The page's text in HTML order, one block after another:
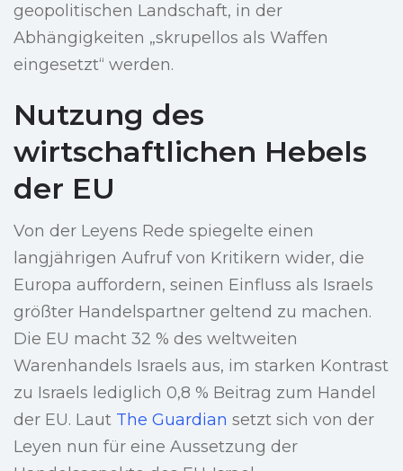
geopolitischen Landschaft, in der
Abhängigkeiten „skrupellos als Waffen
eingesetzt“ werden.
Nutzung des
wirtschaftlichen Hebels
der EU
Von der Leyens Rede spiegelte einen
langjährigen Aufruf von Kritikern wider, die
Europa auffordern, seinen Einfluss als Israels
größter Handelspartner geltend zu machen.
Die EU macht 32 % des weltweiten
Warenhandels Israels aus, im starken Kontrast
zu Israels lediglich 0,8 % Beitrag zum Handel
der EU. Laut The Guardian setzt sich von der
Leyen nun für eine Aussetzung der